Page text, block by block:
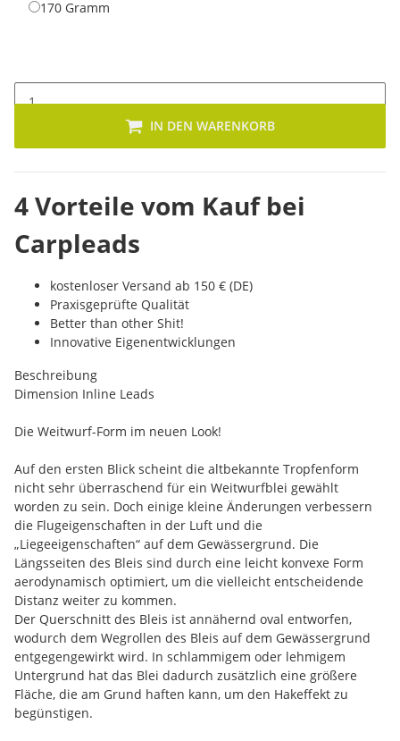
170 Gramm
IN DEN WARENKORB
4 Vorteile vom Kauf bei
Carpleads
kostenloser Versand ab 150 € (DE)
Praxisgeprüfte Qualität
Better than other Shit!
Innovative Eigenentwicklungen
Beschreibung
Dimension Inline Leads
Die Weitwurf-Form im neuen Look!
Auf den ersten Blick scheint die altbekannte Tropfenform
nicht sehr überraschend für ein Weitwurfblei gewählt
worden zu sein. Doch einige kleine Änderungen verbessern
die Flugeigenschaften in der Luft und die
„Liegeeigenschaften“ auf dem Gewässergrund. Die
Längsseiten des Bleis sind durch eine leicht konvexe Form
aerodynamisch optimiert, um die vielleicht entscheidende
Distanz weiter zu kommen.
Der Querschnitt des Bleis ist annähernd oval entworfen,
wodurch dem Wegrollen des Bleis auf dem Gewässergrund
entgegengewirkt wird. In schlammigem oder lehmigem
Untergrund hat das Blei dadurch zusätzlich eine größere
Fläche, die am Grund haften kann, um den Hakeffekt zu
begünstigen.